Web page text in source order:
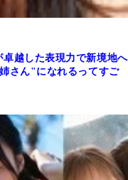
越した表現力で新境地へ
さん"になれるってすご